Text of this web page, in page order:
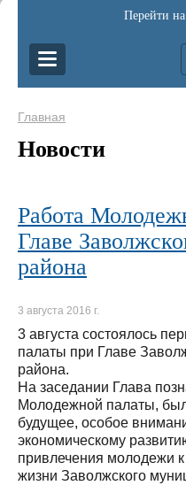
Перейти
Главная
Новости
Работа
Главе
района
3 августа 2016 г.
3 августа состоялось
палаты при Главе
района.
На заседании Глава
Молодежной палаты,
будущее, особое
экономическому
привлечения молодежи
жизни Заволжского